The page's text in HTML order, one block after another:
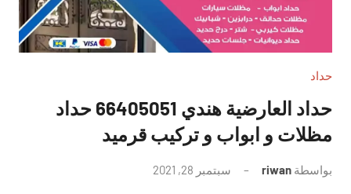
حداد
حداد العارضية هندي 66405051 حداد
مظلات و ابواب و تركيب قرميد
بواسطة riwan سبتمبر 28, 2021